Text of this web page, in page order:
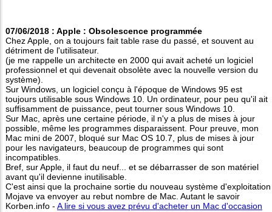
07/06/2018 : Apple : Obsolescence programmée
Chez Apple, on a toujours fait table rase du passé, et souvent au
détriment de l'utilisateur.
(je me rappelle un architecte en 2000 qui avait acheté un logiciel
professionnel et qui devenait obsolète avec la nouvelle version du
système).
Sur Windows, un logiciel conçu à l'époque de Windows 95 est
toujours utilisable sous Windows 10. Un ordinateur, pour peu qu'il ait
suffisamment de puissance, peut tourner sous Windows 10.
Sur Mac, après une certaine période, il n'y a plus de mises à jour
possible, même les programmes disparaissent. Pour preuve, mon
Mac mini de 2007, bloqué sur Mac OS 10.7, plus de mises à jour
pour les navigateurs, beaucoup de programmes qui sont
incompatibles.
Bref, sur Apple, il faut du neuf... et se débarrasser de son matériel
avant qu'il devienne inutilisable.
C'est ainsi que la prochaine sortie du nouveau système d'exploitation
Mojave va envoyer au rebut nombre de Mac. Autant le savoir
Korben.info - A lire si vous avez prévu d'acheter un Mac d'occasion